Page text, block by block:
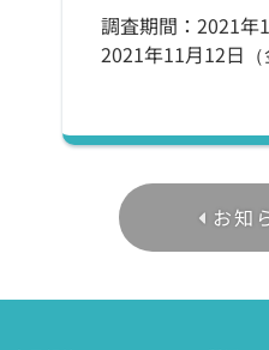
調査期間：2021年
2021年11月12日（
お知